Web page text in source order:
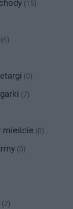
(15)
(6)
(0)
(7)
mieście (0)
(0)
(7)